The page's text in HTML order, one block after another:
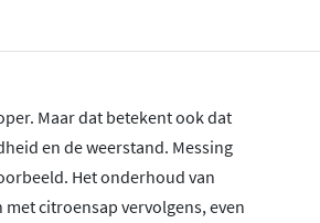
Maar dat betekent ook dat
en de weerstand. Messing
Het onderhoud van
citroensap vervolgens, even